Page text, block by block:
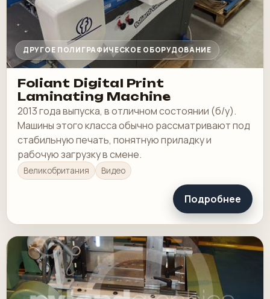
ДРУГОЕ ПОЛИГРАФИЧЕСКОЕ ОБОРУДОВАНИЕ
Foliant Digital Print
Laminating Machine
2013 года выпуска, в отличном состоянии (б/у).
Машины этого класса обычно рассматривают под
стабильную печать, понятную приладку и
рабочую загрузку в смене.
Великобритания Видео
Подробнее